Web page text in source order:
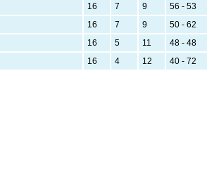
16 7 9
56 - 53
16 7 9
50 - 62
16 5 11
48 - 48
16 4 12 40 - 72